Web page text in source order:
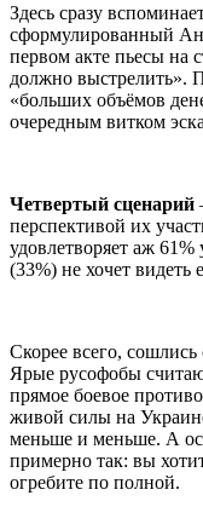
Здесь сразу
сформулированный
первом акте пьесы на
должно выстрелить».
«больших объёмов
очередным витком
Четвертый сценарий
перспективой их
удовлетворяет аж
(33%) не хочет
Скорее всего,
Ярые русофобы
прямое боевое
живой силы на
меньше и меньше. А
примерно так: вы
огребите по полной.